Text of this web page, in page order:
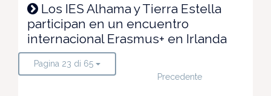
Los IES Alhama y Tierra Estella
participan en un encuentro
internacional Erasmus+ en Irlanda
Pagina 23 di 65
Precedente